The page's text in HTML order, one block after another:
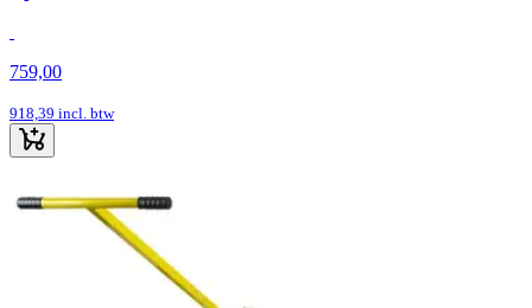
759,00
918,39 incl. btw